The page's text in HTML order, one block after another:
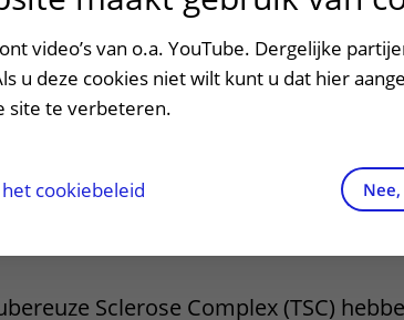
patiëntportaal
en voorzieningen
en veiligheid
Contactgegevens
Contact met polikliniek
Teleconsult
van
(bultjes)
Sclerose Complex (TSC)
video’s van o.a. YouTube. Dergelijke
u deze cookies niet wilt kunt u dat hier
site te verbeteren.
cookiebeleid